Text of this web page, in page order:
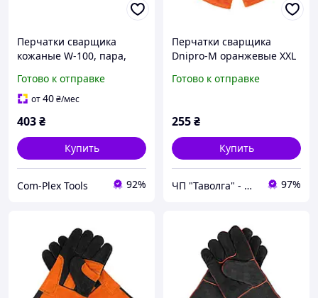
Перчатки сварщика
кожаные W-100, пара,
Готово к отправке
от40₴/мес
403₴
Купить
Com-Plex Tools 92%
Перчатки сварщика
Dnipro-M оранжевые XXL
Готово к отправке
255₴
Купить
ЧП "Таволга" - магазин запчастей и инструментов 97%